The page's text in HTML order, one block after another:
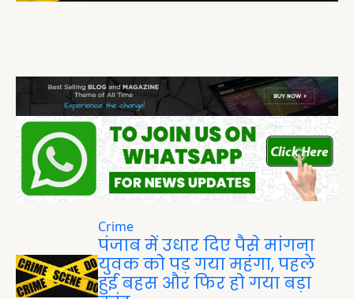
Crime
पंजाब में उधार दिए पैसे मांगना
युवक को पड़ गया महंगा, पहले
हुई बहस और फिर हो गया बड़ा